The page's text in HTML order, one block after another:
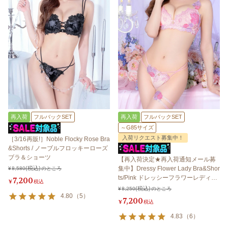
再入荷 フルバックSET
［3/16再販!］Noble Flocky Rose Bra
&Shorts / ノーブルフロッキーローズ
ブラ＆ショーツ
¥8,580 のところ
¥7,200税込
4.80 （5 ）
再入荷
フルバックSET
～G85サイズ
入荷リクエスト募集中！
【再入荷決定★再入荷通知メール募
集中】Dressy Flower Lady Bra&Shor
ts/Pink ドレッシーフラワーレディブ
ラ＆ショーツ /ピンク
¥8,250 のところ
¥7,200税込
4.83 （6 ）